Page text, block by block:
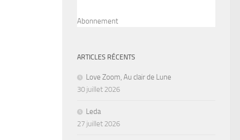
Abonnement
ARTICLES RÉCENTS
Love Zoom, Au clair de Lune
30 juillet 2026
Leda
27 juillet 2026